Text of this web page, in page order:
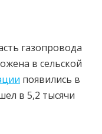
газопровода
в сельской
появились в
в 5,2 тысячи